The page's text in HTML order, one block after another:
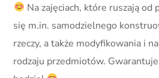
Na zajęciach, które ruszają od
się m.in. samodzielnego
rzeczy, a także modyfikowania i
rodzaju przedmiotów.